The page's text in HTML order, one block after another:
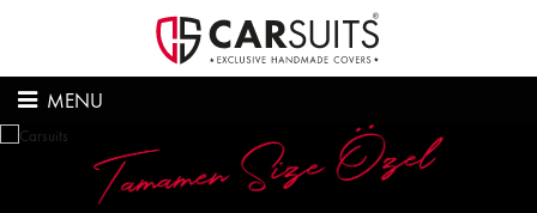
MENU